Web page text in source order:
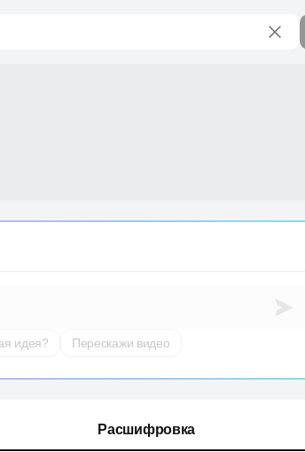
идея? Перескажи видео
Расшифровка